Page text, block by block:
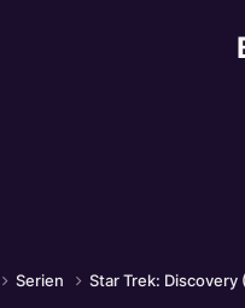
Serien Star Trek: Discovery